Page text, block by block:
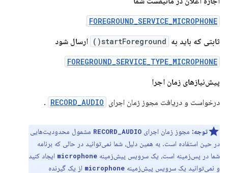
FOREGROUND_SERVICE_MICROPHONE
ثابتی که باید به startForeground() ارسال شود
FOREGROUND_SERVICE_TYPE_MICROPHONE
پیش‌نیازهای زمان اجرا
درخواست و دریافت مجوز زمان اجرای RECORD_AUDIO
.
توجه: مجوز زمان اجرای RECORD_AUDIO مشمول محدودیت‌هایی
در حین استفاده است. به همین دلیل، شما نمی‌توانید در حالی که برنامه
شما در پس‌زمینه است، یک سرویس پیش‌زمینه microphone ایجاد کنید
و نمی‌توانید یک سرویس پیش‌زمینه microphone از یک گیرنده